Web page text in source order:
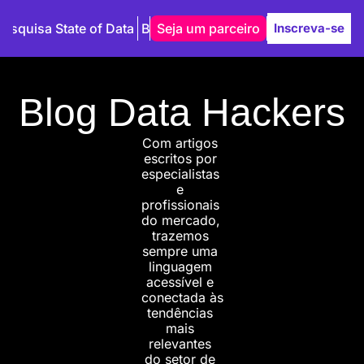
State of Data Blog Autores
Seja um parceiro Inscreva-se
Blog Data Hackers
Com artigos
escritos por
especialistas
e
profissionais
do mercado,
trazemos
sempre uma
linguagem
acessível e
conectada às
tendências
mais
relevantes
do setor de